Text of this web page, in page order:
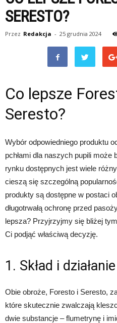
SERESTO?
Przez Redakcja - 25 grudnia 2024
Co lepsze
Seresto?
Wybór odpowiedniego produktu
pchłami dla naszych pupili
rynku dostępnych jest wiele
cieszą się szczególną
produkty są dostępne w postaci
długotrwałą ochronę przed
lepsza? Przyjrzyjmy się bliżej
Ci podjąć właściwą decyzję.
1. Skład i działanie
Obie obroże, Foresto i Seresto,
które skutecznie zwalczają
dwie substancje – flumetrynę i